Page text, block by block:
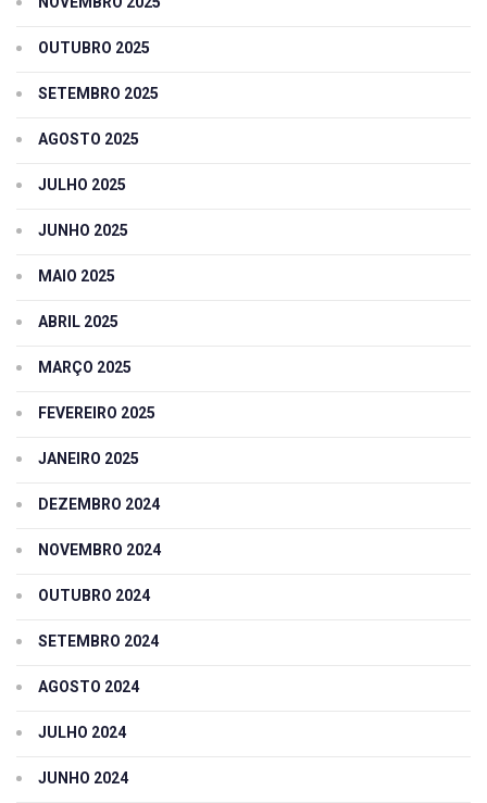
OUTUBRO 2025
SETEMBRO 2025
AGOSTO 2025
JULHO 2025
JUNHO 2025
MAIO 2025
ABRIL 2025
MARÇO 2025
FEVEREIRO 2025
JANEIRO 2025
DEZEMBRO 2024
NOVEMBRO 2024
OUTUBRO 2024
SETEMBRO 2024
AGOSTO 2024
JULHO 2024
JUNHO 2024